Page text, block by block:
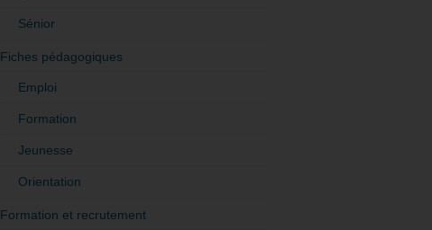
Sénior
Fiches pédagogiques
Emploi
Formation
Jeunesse
Orientation
Formation et recrutement